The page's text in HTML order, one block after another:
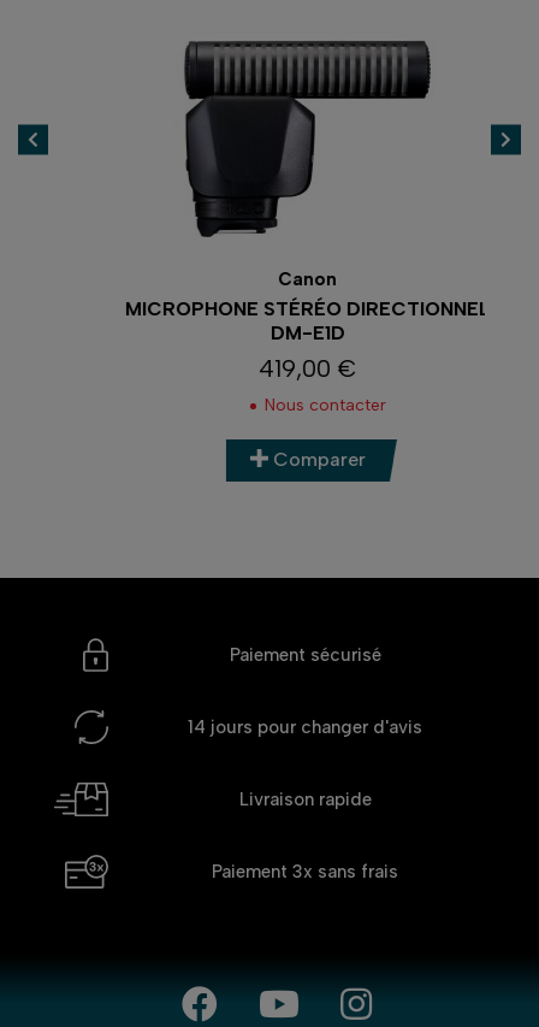
Canon
MICROPHONE STÉRÉO DIRECTIONNEL
DM-E1D
Prix
419,00 €
Nous contacter
Comparer
Paiement sécurisé
14 jours pour changer d'avis
Livraison rapide
Paiement 3x sans frais